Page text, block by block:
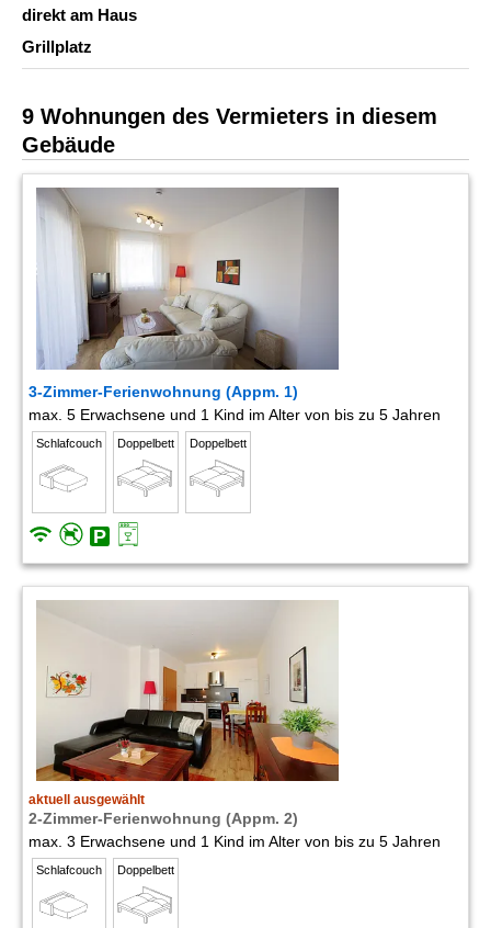
direkt am Haus
Grillplatz
9 Wohnungen des Vermieters in diesem
Gebäude
3-Zimmer-Ferienwohnung (Appm. 1)
max. 5 Erwachsene und 1 Kind im Alter von bis zu 5 Jahren
Schlafcouch Doppelbett Doppelbett
aktuell ausgewählt
2-Zimmer-Ferienwohnung (Appm. 2)
max. 3 Erwachsene und 1 Kind im Alter von bis zu 5 Jahren
Schlafcouch Doppelbett